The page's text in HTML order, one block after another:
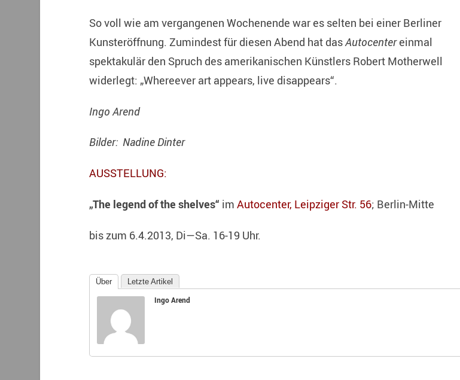
So voll wie am vergangenen Wochenende war es selten bei einer Berliner
Kunsteröffnung. Zumindest für diesen Abend hat dasAutocentereinmal
spektakulär den Spruch des amerikanischen Künstlers Robert Motherwell
widerlegt: „Whereever art appears, live disappears“.
Ingo Arend
Bilder: Nadine Dinter
AUSSTELLUNG:
„The legend of the shelves“ im Autocenter, Leipziger Str. 56; Berlin-Mitte
bis zum 6.4.2013, Di—Sa. 16-19 Uhr.
Über Letzte Artikel
Ingo Arend